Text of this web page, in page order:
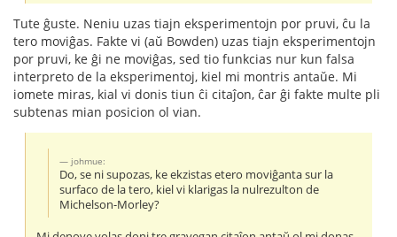
Tute ĝuste. Neniu uzas tiajn eksperimentojn por pruvi, ĉu la
tero moviĝas. Fakte vi (aŭ Bowden) uzas tiajn eksperimentojn
por pruvi, ke ĝi ne moviĝas, sed tio funkcias nur kun falsa
interpreto de la eksperimentoj, kiel mi montris antaŭe. Mi
iomete miras, kial vi donis tiun ĉi citaĵon, ĉar ĝi fakte multe pli
subtenas mian posicion ol vian.
johmue:
Do, se ni supozas, ke ekzistas etero moviĝanta sur la
surfaco de la tero, kiel vi klarigas la nulrezulton de
Michelson-Morley?